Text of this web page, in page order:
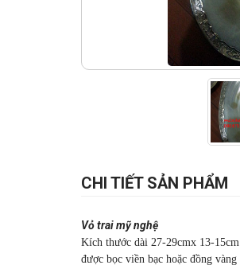
CHI TIẾT SẢN PHẨM
Vỏ trai mỹ nghệ
Kích thước dài 27-29cmx 13-15cm
được bọc viền bạc hoặc đồng vàng